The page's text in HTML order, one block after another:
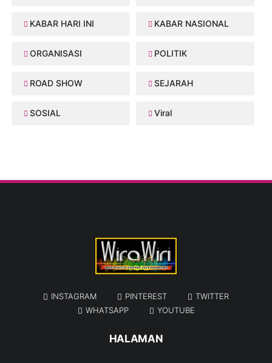
KABAR HARI INI KABAR NASIONAL
ORGANISASI POLITIK
ROAD SHOW SEJARAH
SOSIAL Viral
INSTAGRAM PINTEREST
TWITTER
WHATSAPP
YOUTUBE
HALAMAN